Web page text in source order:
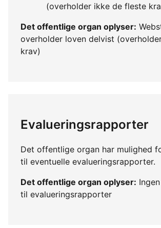
(overholder ikke de fleste
Det offentlige organ oplyser:
overholder loven delvist
krav)
Evalueringsrapporter
Det offentlige organ har mulighed
til eventuelle evalueringsrapporter.
Det offentlige organ oplyser:
til evalueringsrapporter